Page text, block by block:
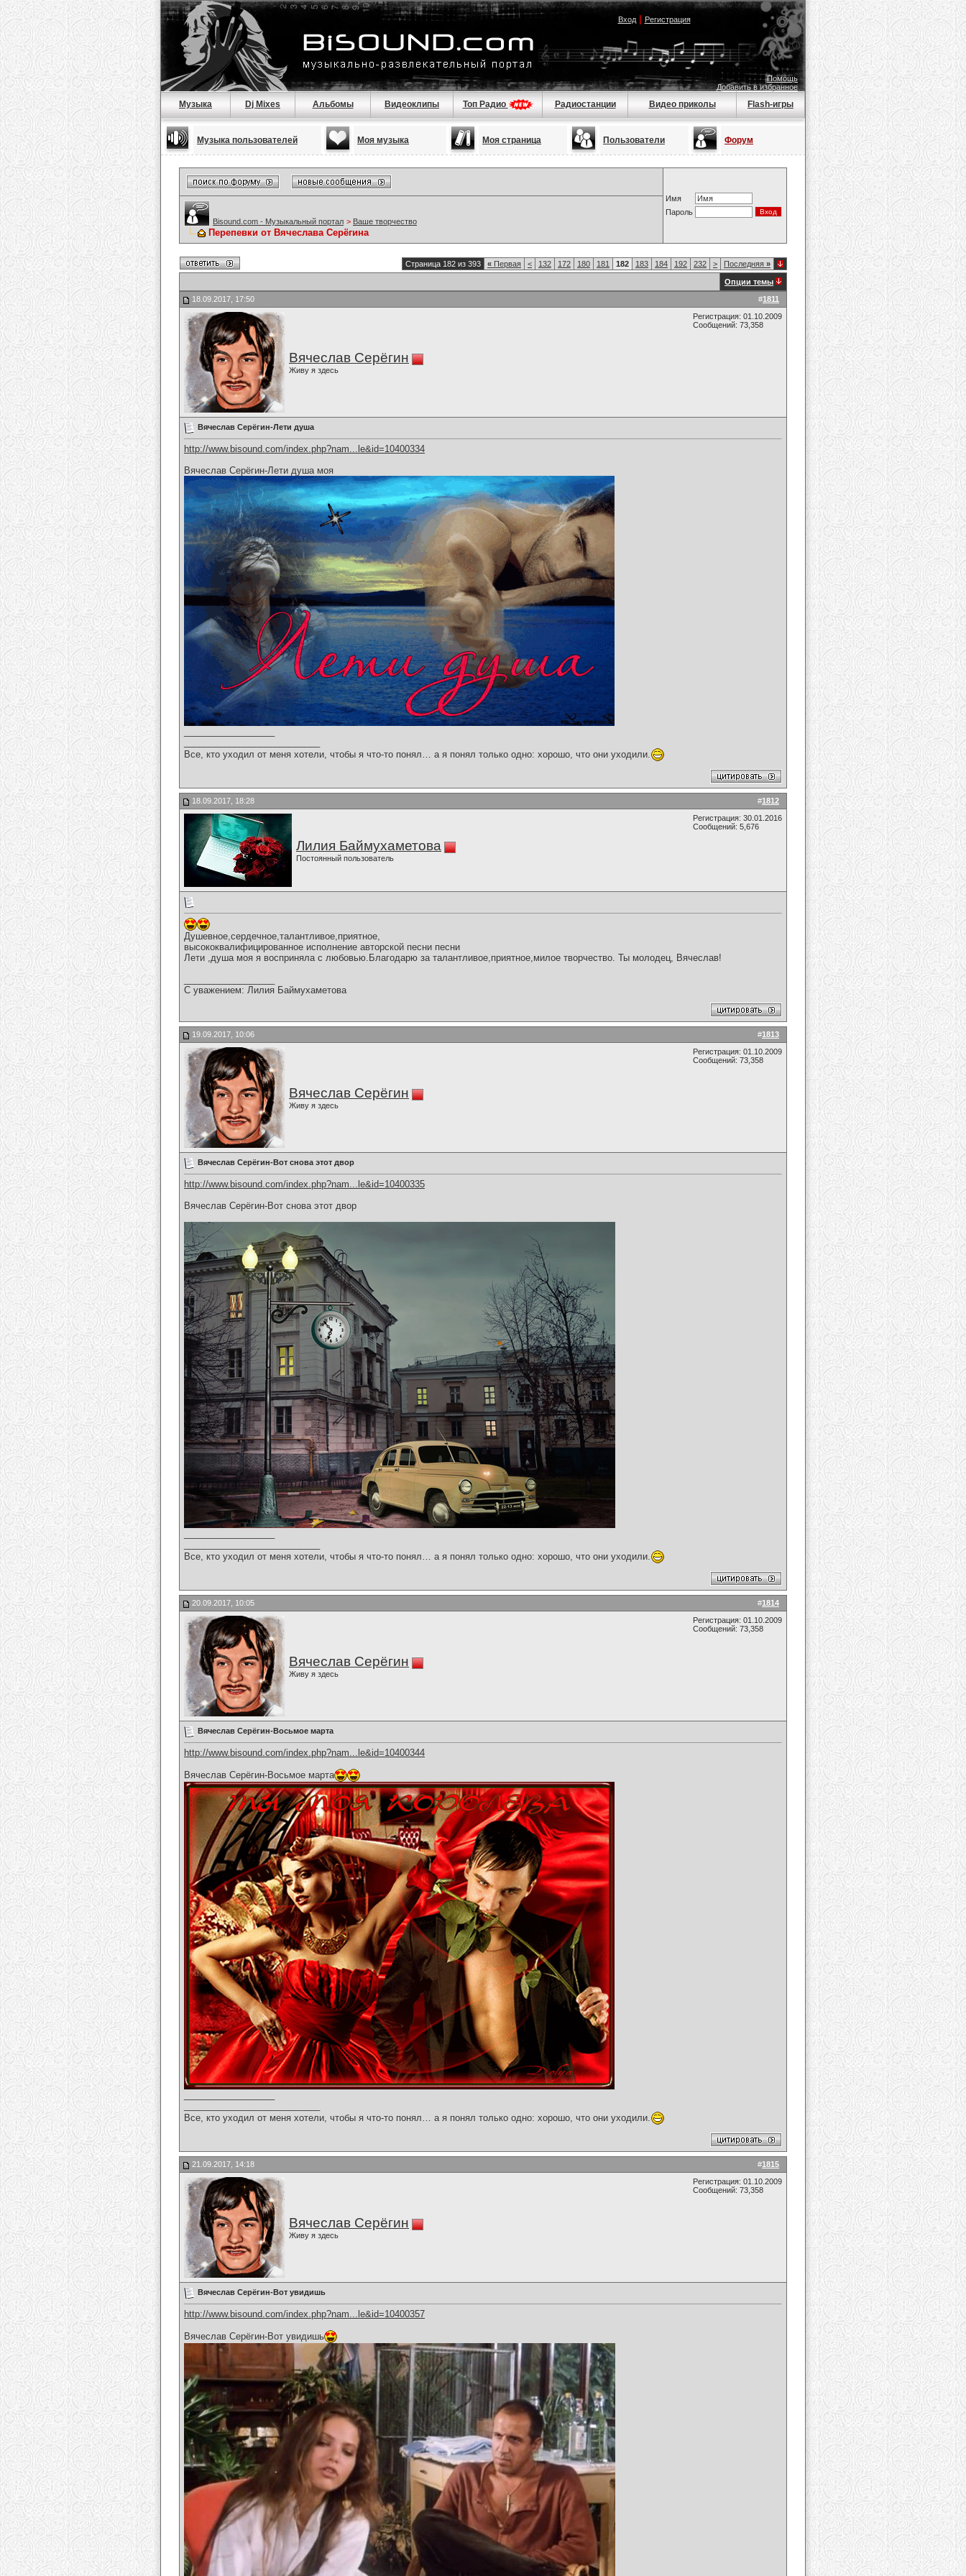
Вход| Регистрация
Помощь
Добавить в избранное
Музыка Dj Mixes Альбомы Видеоклипы Топ Радио Радиостанции Видео приколы Flash-игры
Музыка пользователей Моя музыка Моя страница Пользователи Форум
Имя
Пароль
Bisound.com - Музыкальный портал > Ваше творчество
Перепевки от Вячеслава Серёгина
Страница 182 из 393 « Первая < 132 172 180 181 182 183 184 192 232 > Последняя »
Опции темы
#1811
18.09.2017, 17:50
Вячеслав Серёгин
Живу я здесь
Регистрация: 01.10.2009
Сообщений: 73,358
Вячеслав Серёгин-Лети душа
http://www.bisound.com/index.php?nam...le&id=10400334
Вячеслав Серёгин-Лети душа моя
Все, кто уходил от меня хотели, чтобы я что-то понял… а я понял только одно: хорошо, что они уходили.
#1812
18.09.2017, 18:28
Лилия Баймухаметова
Постоянный пользователь
Регистрация: 30.01.2016
Сообщений: 5,676
Душевное,сердечное,талантливое,приятное,
высококвалифицированное исполнение авторской песни песни
Лети ,душа моя я восприняла с любовью.Благодарю за талантливое,приятное,милое творчество. Ты молодец, Вячеслав!
С уважением: Лилия Баймухаметова
#1813
19.09.2017, 10:06
Вячеслав Серёгин
Живу я здесь
Регистрация: 01.10.2009
Сообщений: 73,358
Вячеслав Серёгин-Вот снова этот двор
http://www.bisound.com/index.php?nam...le&id=10400335
Вячеслав Серёгин-Вот снова этот двор
Все, кто уходил от меня хотели, чтобы я что-то понял… а я понял только одно: хорошо, что они уходили.
#1814
20.09.2017, 10:05
Вячеслав Серёгин
Живу я здесь
Регистрация: 01.10.2009
Сообщений: 73,358
Вячеслав Серёгин-Восьмое марта
http://www.bisound.com/index.php?nam...le&id=10400344
Вячеслав Серёгин-Восьмое марта
Все, кто уходил от меня хотели, чтобы я что-то понял… а я понял только одно: хорошо, что они уходили.
#1815
21.09.2017, 14:18
Вячеслав Серёгин
Живу я здесь
Регистрация: 01.10.2009
Сообщений: 73,358
Вячеслав Серёгин-Вот увидишь
http://www.bisound.com/index.php?nam...le&id=10400357
Вячеслав Серёгин-Вот увидишь